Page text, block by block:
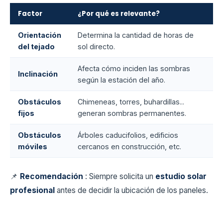
Factor ¿Por qué es relevante?
Orientación
del tejado
Determina la cantidad de horas de
sol directo.
Inclinación
Afecta cómo inciden las sombras
según la estación del año.
Obstáculos
fijos
Chimeneas, torres, buhardillas...
generan sombras permanentes.
Obstáculos
móviles
Árboles caducifolios, edificios
cercanos en construcción, etc.
📌 Recomendación : Siempre solicita un estudio solar
profesional antes de decidir la ubicación de los paneles.